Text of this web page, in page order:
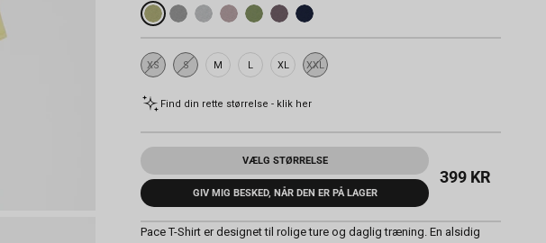
XSUdsolgt
SUdsolgt
M L XL XXLUdsolgt
Find din rette størrelse - klik her
VÆLG STØRRELSE
GIV MIG BESKED, NÅR DEN ER PÅ LAGER
399 KR
Pace T-Shirt er designet til rolige ture og daglig træning. En alsidig